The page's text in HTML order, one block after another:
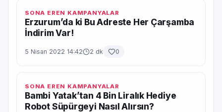
SONA EREN KAMPANYALAR
Erzurum’da ki Bu Adreste Her Çarşamba
İndirim Var!
5 Nisan 2022 14:42 2 dk 0
SONA EREN KAMPANYALAR
Bambi Yatak’tan 4 Bin Liralık Hediye
Robot Süpürgeyi Nasıl Alırsın?